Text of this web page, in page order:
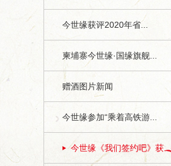
今世缘获评2020年省...
柬埔寨今世缘·国缘旗舰...
赠酒图片新闻
今世缘参加“乘着高铁游...
今世缘《我们签约吧》获...